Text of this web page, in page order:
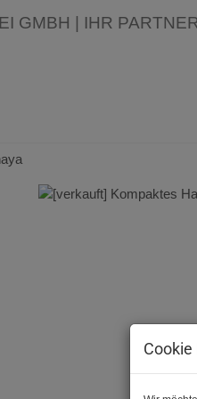
verkauft:
Cookie